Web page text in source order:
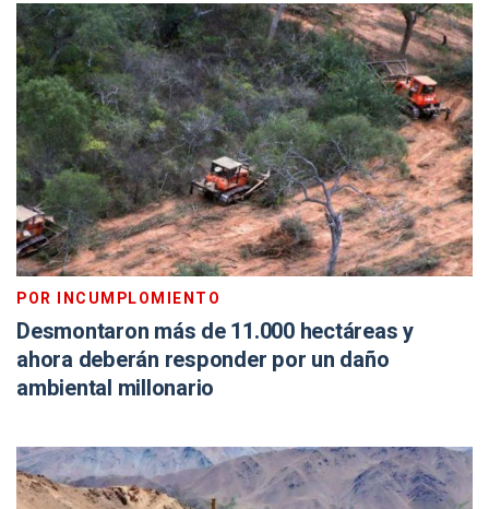
POR INCUMPLOMIENTO
Desmontaron más de 11.000 hectáreas y
ahora deberán responder por un daño
ambiental millonario